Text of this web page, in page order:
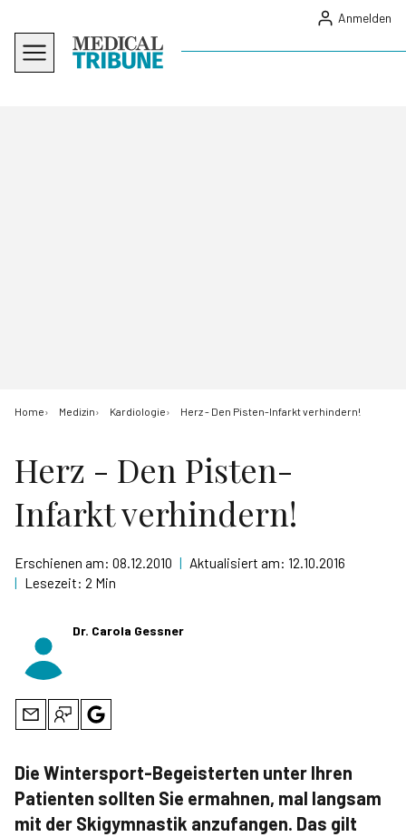
Anmelden
Home Medizin Kardiologie Herz - Den Pisten-Infarkt verhindern!
Herz - Den Pisten-
Infarkt verhindern!
Erschienen am: 08.12.2010 | Aktualisiert am: 12.10.2016
| Lesezeit: 2 Min
Dr. Carola Gessner
Die Wintersport-Begeisterten unter Ihren
Patienten sollten Sie ermahnen, mal langsam
mit der Skigymnastik anzufangen. Das gilt